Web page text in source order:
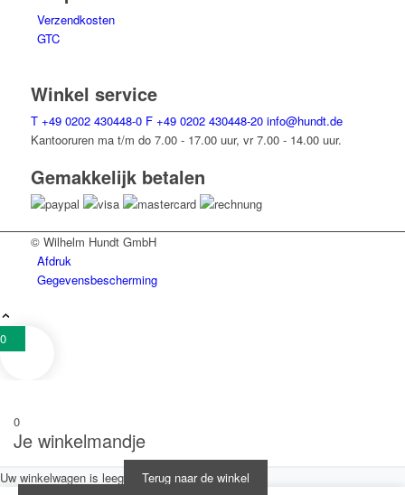
Verzendkosten
GTC
Winkel service
T +49 0202 430448-0 F +49 0202 430448-20 info@hundt.de
Kantooruren ma t/m do 7.00 - 17.00 uur, vr 7.00 - 14.00 uur.
Gemakkelijk betalen
© Wilhelm Hundt GmbH
Afdruk
Gegevensbescherming
0
0
Je winkelmandje
Uw winkelwagen is leeg Terug naar de winkel